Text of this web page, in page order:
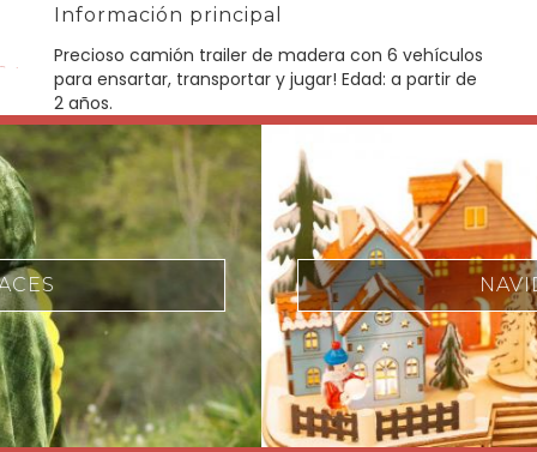
Información principal
Precioso camión trailer de madera con 6 vehículos
para ensartar, transportar y jugar! Edad: a partir de
2 años.
NAVIDAD